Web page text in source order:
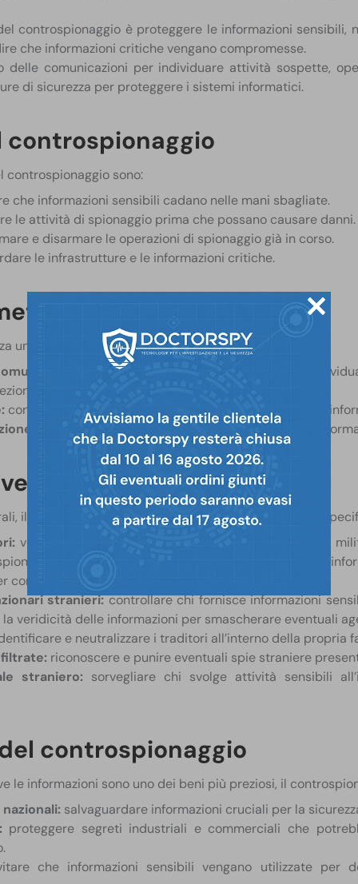
controspionaggio è proteggere le informazioni sensibili,
che informazioni critiche vengano compromesse.
delle comunicazioni per individuare attività sospette,
di sicurezza per proteggere i sistemi informatici.
sono:
che informazioni sensibili cadano nelle mani sbagliate.
le attività di spionaggio prima che possano causare danni.
e disarmare le operazioni di spionaggio già in corso.
le infrastrutture e le informazioni critiche.
una varietà di tecniche e metodi, tra cui:
sorveglianza delle comunicazioni per
dei sistemi informatici contro gli attacchi cyber.
controllo e verifica delle persone che hanno accesso a
infiltrazione nei gruppi sospetti per raccogliere
del controspionaggio
il controspionaggio comprende una serie di attività
verificare l’affidabilità di agenti, funzionari, politici e
include casi in cui finti disertori hanno fornito
compromettere l’operatività di chi li ha accolti.
stranieri:controllare chi fornisce informazioni
veridicità delle informazioni per smascherare eventuali
e neutralizzare i traditori all’interno della propria
riconoscere e punire eventuali spie straniere
straniero: sorvegliare chi svolge attività sensibili
controspionaggio
le informazioni sono uno dei beni più preziosi, il
salvaguardare informazioni cruciali per la
proteggere segreti industriali e commerciali che
che informazioni sensibili vengano utilizzate per